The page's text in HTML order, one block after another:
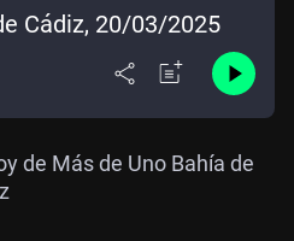
Cádiz, 20/03/2025
de Más de Uno Bahía de